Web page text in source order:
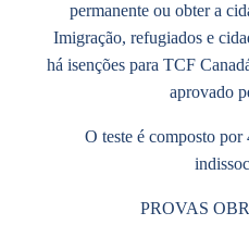
permanente ou obter a
Imigração, refugiados e
há isenções para TCF
aprovado
O teste é composto
PROVAS